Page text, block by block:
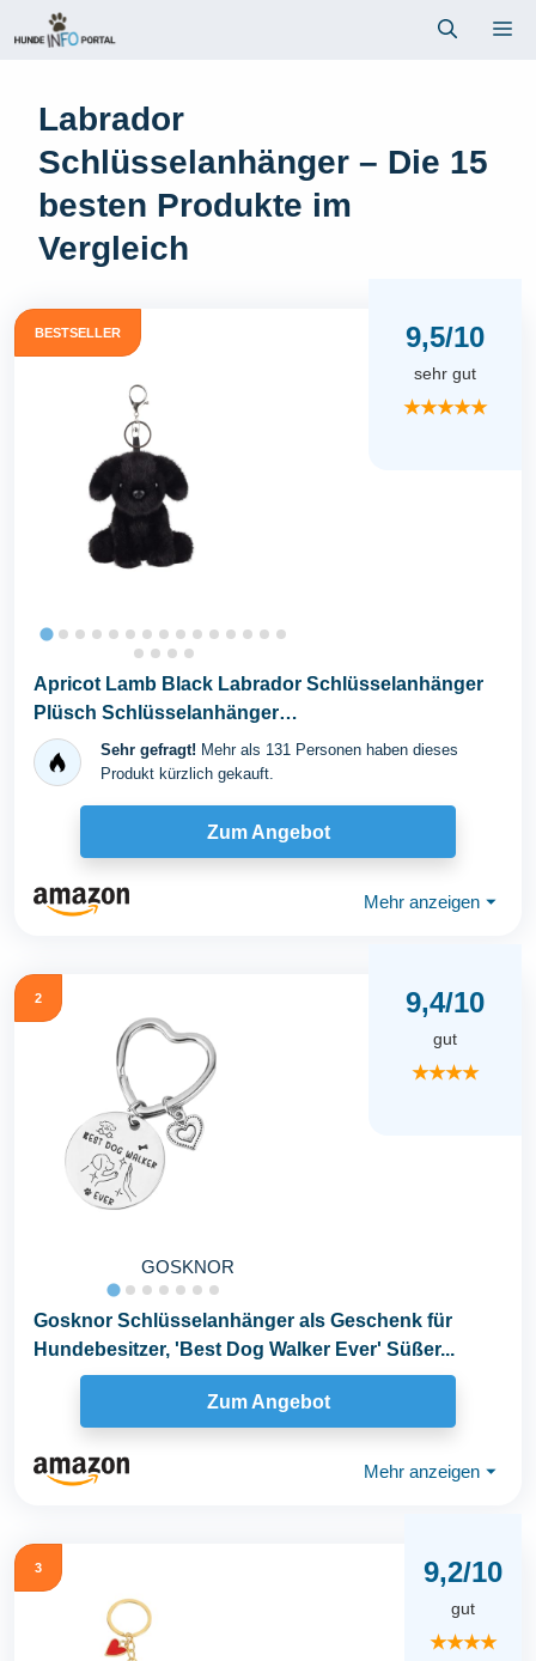
Inhalt
Labrador
Schlüsselanhänger – Die 15
besten Produkte im
Vergleich
BESTSELLER 9,5/10
sehr gut
★★★★★
Apricot Lamb Black Labrador Schlüsselanhänger
Plüsch Schlüsselanhänger
Glücksbringer,Geschenke...
Sehr gefragt! Mehr als 131 Personen haben dieses
Produkt kürzlich gekauft.
Zum Angebot
Mehr anzeigen ⏷
2
GOSKNOR
9,4/10
gut
★★★★
Gosknor Schlüsselanhänger als Geschenk für
Hundebesitzer, 'Best Dog Walker Ever' Süßer...
Zum Angebot
Mehr anzeigen ⏷
3 9,2/10
gut
★★★★